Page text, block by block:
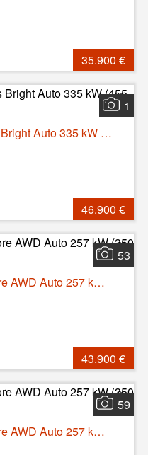
35.900 €
1
Volvo S60 T8 Recharge Plus Bright Auto 335 kW (455 CV)
46.900 €
53
Volvo XC60 T6 Recharge Core AWD Auto 257 kW (350 CV)
43.900 €
59
Volvo XC60 T6 Recharge Core AWD Auto 257 kW (350 CV)